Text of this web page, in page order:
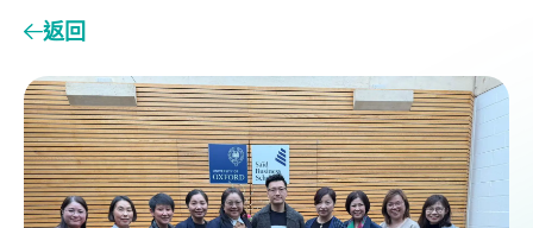
返回